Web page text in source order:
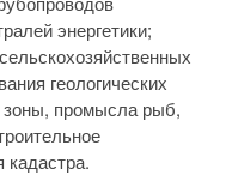
энергетики;
геологических
зоны, промысла рыб,
кадастра.